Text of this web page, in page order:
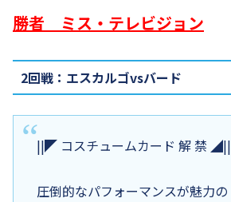
勝者 ミス・テレビジョン
2回戦：エスカルゴvsバード
||◤ コスチュームカード 解 禁 ◢||
圧倒的なパフォーマンスが魅力の